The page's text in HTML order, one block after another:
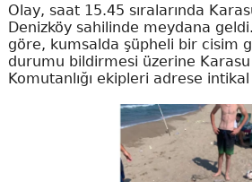
Olay, saat 15.45 sıralarında
Denizköy sahilinde meydana
göre, kumsalda şüpheli bir cisim
durumu bildirmesi üzerine
Komutanlığı ekipleri adrese